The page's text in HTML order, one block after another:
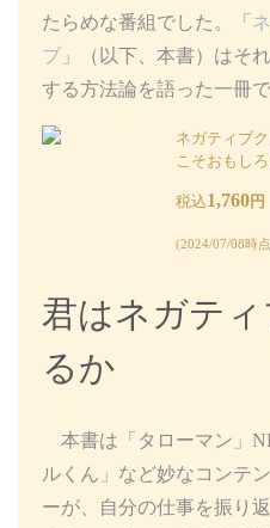
たらめな番組でした。「
ブ 」（以下、本書）はそ
する方法論を語った一冊で
ネガティブ
こそおもし
税込1,760 円
(2024/07/08時
君はネガテ
るか
本書は「タローマン」
ルくん」など妙なコンテ
ーが、自分の仕事を振り